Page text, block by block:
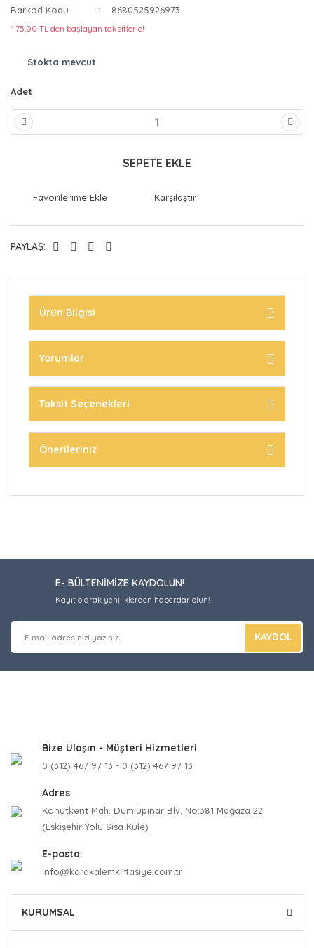
Barkod Kodu
8680525926973
* 75,00 TL den başlayan taksitlerle!
Stokta mevcut
Adet
SEPETE EKLE
Karşılaştır
PAYLAŞ:
Ürün Bilgisi
Yorumlar
Taksit Seçenekleri
Önerileriniz
E- BÜLTENİMİZE KAYDOLUN!
Kayıt olarak yeniliklerden haberdar olun!
KAYDOL
Bize Ulaşın - Müşteri Hizmetleri
0 (312) 467 97 13 - 0 (312) 467 97 13
Adres
Konutkent Mah. Dumlupınar Blv. No:381 Mağaza 22
(Eskişehir Yolu Sisa Kule)
E-posta:
info@karakalemkirtasiye.com.tr
KURUMSAL